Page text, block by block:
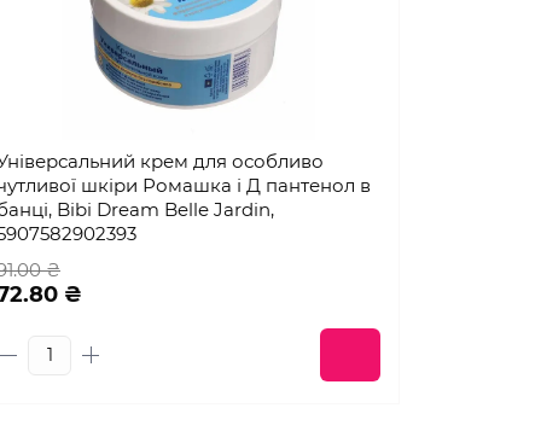
крем для особливо
шкіри Ромашка і Д пантенол в
Bibi Dream Belle Jardin,
₴
₴